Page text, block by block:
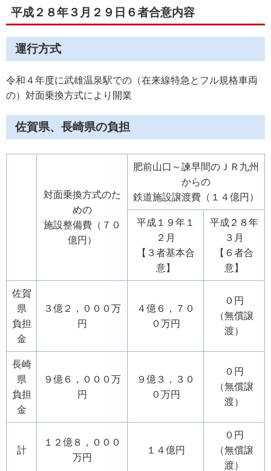
平成２８年３月２９日６者合意内容
運行方式
令和４年度に武雄温泉駅での（在来線特急とフル規格車両
の）対面乗換方式により開業
佐賀県、長崎県の負担
対面乗換方式のた
めの
施設整備費（７０
億円）
肥前山口～諫早間のＪＲ九州
からの
鉄道施設譲渡費（１４億円）
平成１９年１
２月
【３者基本合
意】
平成２８年
３月
【６者合
意】
佐賀
県
負担
金
３億２，０００万
円
４億６，７０
０万円
０円
（無償譲
渡）
長崎
県
負担
金
９億６，０００万
円
９億３，３０
０万円
０円
（無償譲
渡）
計
１２億８，０００
万円
１４億円
０円
（無償譲
渡）